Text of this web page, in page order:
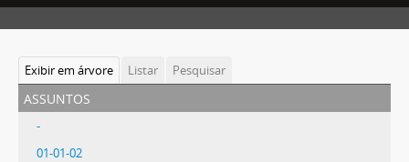
Exibir em árvore Listar Pesquisar
assuntos
-
01-01-02